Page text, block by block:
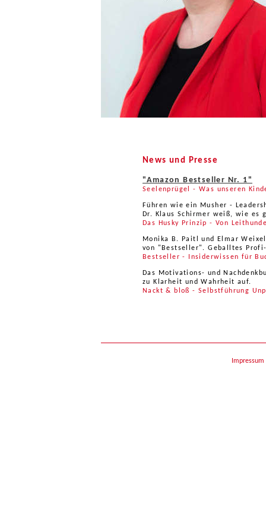
News und Presse
"Amazon Bestseller Nr. 1"
Seelenprügel - Was unseren
Führen wie ein Musher -
Dr. Klaus Schirmer weiß, wie es
Das Husky Prinzip - Von
Monika B. Paitl und Elmar
von "Bestseller". Geballtes
Bestseller - Insiderwissen für
Das Motivations- und
zu Klarheit und Wahrheit auf.
Nackt & bloß - Selbstführung
Impressum